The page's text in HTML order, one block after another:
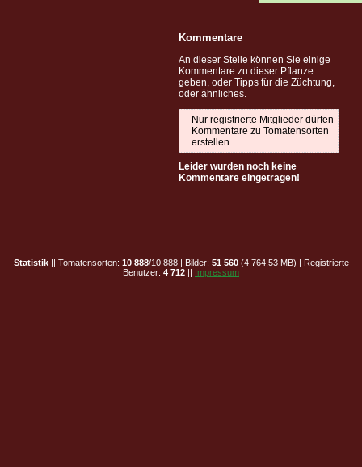
Kommentare
An dieser Stelle können Sie einige
Kommentare zu dieser Pflanze
geben, oder Tipps für die Züchtung,
oder ähnliches.
Nur registrierte Mitglieder dürfen
Kommentare zu Tomatensorten
erstellen.
Leider wurden noch keine
Kommentare eingetragen!
Statistik|| Tomatensorten: 10 888/10 888 | Bilder: 51 560(4 764,53 MB) | Registrierte
Benutzer: 4 712 || Impressum